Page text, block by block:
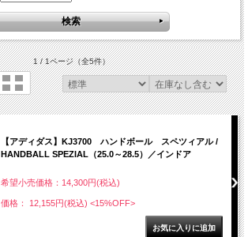
1 / 1ページ（全5件）
【アディダス】KJ3700 ハンドボール スペツィアル /
HANDBALL SPEZIAL（25.0～28.5）／インドア
希望小売価格：14,300円(税込)
価格： 12,155円(税込) <15%OFF>